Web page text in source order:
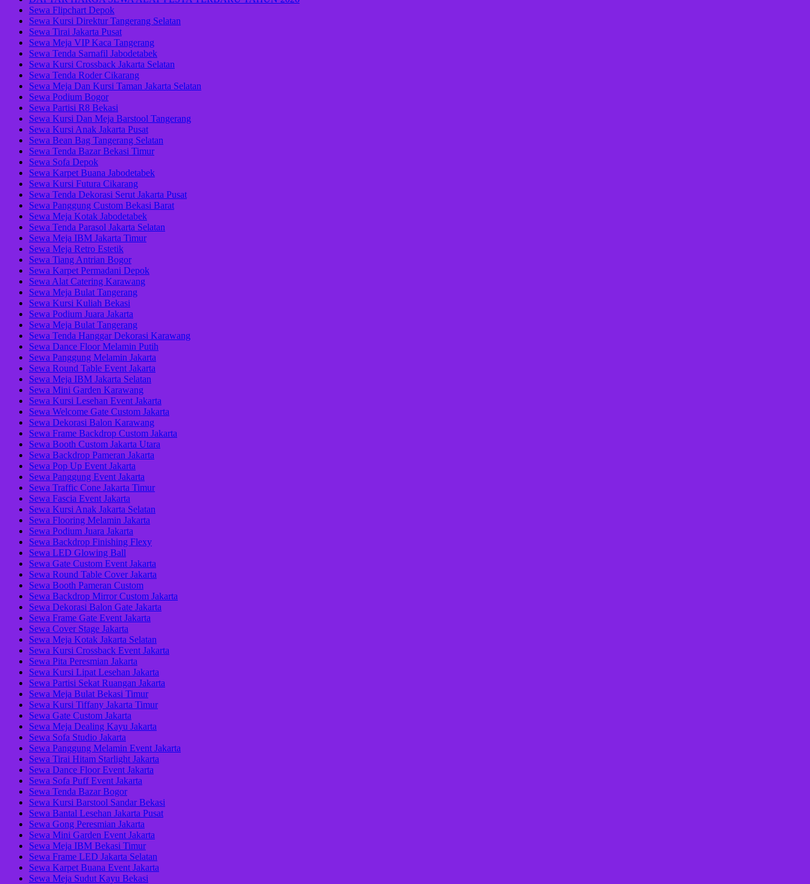
Sewa Flipchart Depok
Sewa Kursi Direktur Tangerang Selatan
Sewa Tirai Jakarta Pusat
Sewa Meja VIP Kaca Tangerang
Sewa Tenda Sarnafil Jabodetabek
Sewa Kursi Crossback Jakarta Selatan
Sewa Tenda Roder Cikarang
Sewa Meja Dan Kursi Taman Jakarta Selatan
Sewa Podium Bogor
Sewa Partisi R8 Bekasi
Sewa Kursi Dan Meja Barstool Tangerang
Sewa Kursi Anak Jakarta Pusat
Sewa Bean Bag Tangerang Selatan
Sewa Tenda Bazar Bekasi Timur
Sewa Sofa Depok
Sewa Karpet Buana Jabodetabek
Sewa Kursi Futura Cikarang
Sewa Tenda Dekorasi Serut Jakarta Pusat
Sewa Panggung Custom Bekasi Barat
Sewa Meja Kotak Jabodetabek
Sewa Tenda Parasol Jakarta Selatan
Sewa Meja IBM Jakarta Timur
Sewa Meja Retro Estetik
Sewa Tiang Antrian Bogor
Sewa Karpet Permadani Depok
Sewa Alat Catering Karawang
Sewa Meja Bulat Tangerang
Sewa Kursi Kuliah Bekasi
Sewa Podium Juara Jakarta
Sewa Meja Bulat Tangerang
Sewa Tenda Hanggar Dekorasi Karawang
Sewa Dance Floor Melamin Putih
Sewa Panggung Melamin Jakarta
Sewa Round Table Event Jakarta
Sewa Meja IBM Jakarta Selatan
Sewa Mini Garden Karawang
Sewa Kursi Lesehan Event Jakarta
Sewa Welcome Gate Custom Jakarta
Sewa Dekorasi Balon Karawang
Sewa Frame Backdrop Custom Jakarta
Sewa Booth Custom Jakarta Utara
Sewa Backdrop Pameran Jakarta
Sewa Pop Up Event Jakarta
Sewa Panggung Event Jakarta
Sewa Traffic Cone Jakarta Timur
Sewa Fascia Event Jakarta
Sewa Kursi Anak Jakarta Selatan
Sewa Flooring Melamin Jakarta
Sewa Podium Juara Jakarta
Sewa Backdrop Finishing Flexy
Sewa LED Glowing Ball
Sewa Gate Custom Event Jakarta
Sewa Round Table Cover Jakarta
Sewa Booth Pameran Custom
Sewa Backdrop Mirror Custom Jakarta
Sewa Dekorasi Balon Gate Jakarta
Sewa Frame Gate Event Jakarta
Sewa Cover Stage Jakarta
Sewa Meja Kotak Jakarta Selatan
Sewa Kursi Crossback Event Jakarta
Sewa Pita Peresmian Jakarta
Sewa Kursi Lipat Lesehan Jakarta
Sewa Partisi Sekat Ruangan Jakarta
Sewa Meja Bulat Bekasi Timur
Sewa Kursi Tiffany Jakarta Timur
Sewa Gate Custom Jakarta
Sewa Meja Dealing Kayu Jakarta
Sewa Sofa Studio Jakarta
Sewa Panggung Melamin Event Jakarta
Sewa Tirai Hitam Starlight Jakarta
Sewa Dance Floor Event Jakarta
Sewa Sofa Puff Event Jakarta
Sewa Tenda Bazar Bogor
Sewa Kursi Barstool Sandar Bekasi
Sewa Bantal Lesehan Jakarta Pusat
Sewa Gong Peresmian Jakarta
Sewa Mini Garden Event Jakarta
Sewa Meja IBM Bekasi Timur
Sewa Frame LED Jakarta Selatan
Sewa Karpet Buana Event Jakarta
Sewa Meja Sudut Kayu Bekasi